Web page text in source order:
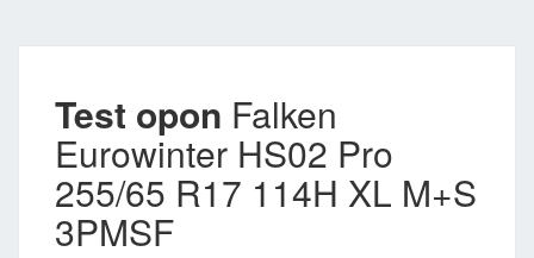
Test opon Falken
Eurowinter HS02 Pro
255/65 R17 114H XL M+S
3PMSF